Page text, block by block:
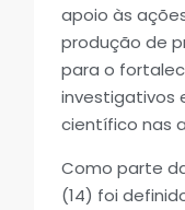
apoio às
produção de
para o
investigativos
científico nas
Como parte
(14) foi